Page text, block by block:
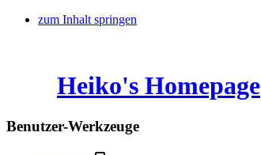
zum Inhalt springen
Heiko's Homepage
Benutzer-Werkzeuge